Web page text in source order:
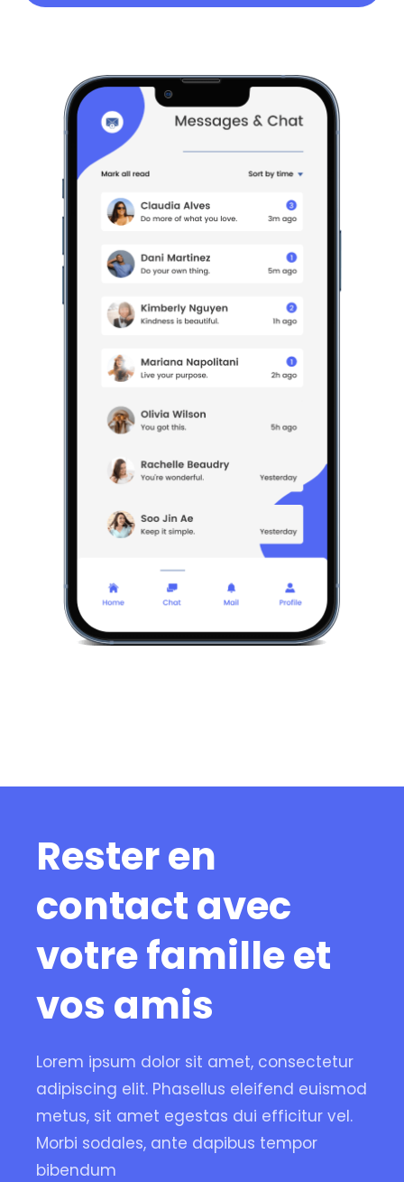
Rester en
contact avec
votre famille et
vos amis
Lorem ipsum dolor sit amet, consectetur
adipiscing elit. Phasellus eleifend euismod
metus, sit amet egestas dui efficitur vel.
Morbi sodales, ante dapibus tempor
bibendum